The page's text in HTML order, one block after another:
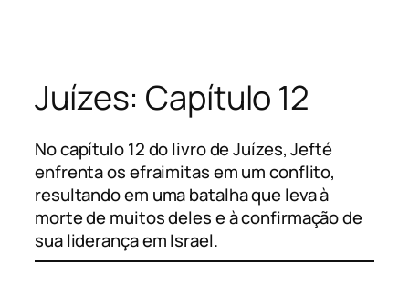
conteúdo
Juízes: Capítulo 12
No capítulo 12 do livro de Juízes, Jefté
enfrenta os efraimitas em um conflito,
resultando em uma batalha que leva à
morte de muitos deles e à confirmação de
sua liderança em Israel.